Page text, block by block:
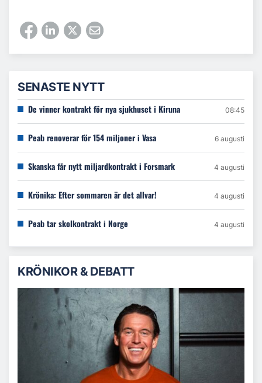
SENASTE NYTT
De vinner kontrakt för nya sjukhuset i Kiruna 08:45
Peab renoverar för 154 miljoner i Vasa 6 augusti
Skanska får nytt miljardkontrakt i Forsmark 4 augusti
Krönika: Efter sommaren är det allvar! 4 augusti
Peab tar skolkontrakt i Norge 4 augusti
KRÖNIKOR & DEBATT